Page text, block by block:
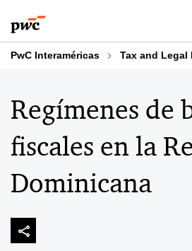
to
content
to
footer
PwC Interaméricas Tax and Legal
Regímenes de
fiscales en la
Dominicana